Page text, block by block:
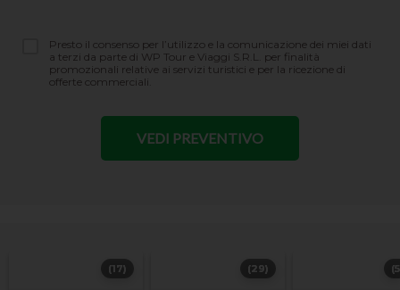
Presto il consenso per l’utilizzo e la comunicazione dei miei dati
a terzi da parte di WP Tour e Viaggi S.R.L. per finalità
promozionali relative ai servizi turistici e per la ricezione di
offerte commerciali.
(17) (29)